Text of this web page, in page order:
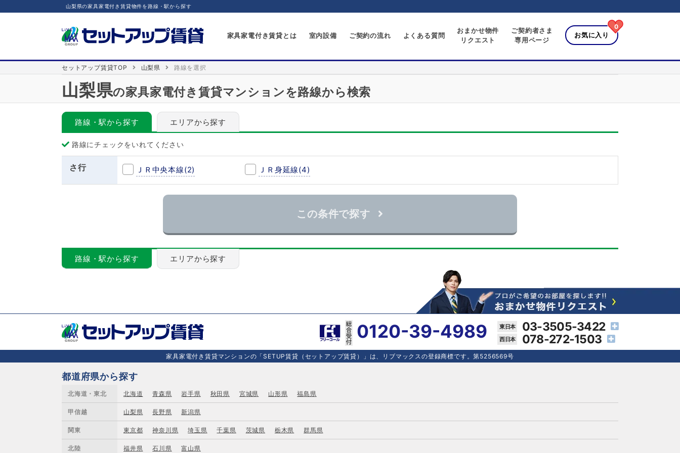
山梨県の家具家電付き賃貸物件を路線・駅から探す
家具家電付き賃貸とは 室内設備 ご契約の流れ よくある質問
おまかせ物件
リクエスト
ご契約者さま
専用ページ
お気に入り
0
セットアップ賃貸TOP 山梨県 路線を選択
山梨県の家具家電付き賃貸マンションを路線から検索
路線・駅から探す エリアから探す
路線にチェックをいれてください
さ行 ＪＲ中央本線(2) ＪＲ身延線(4)
この条件で探す
路線・駅から探す エリアから探す
0120-39-4989
03-3505-3422
078-272-1503
家具家電付き賃貸マンションの「SETUP賃貸（セットアップ賃貸）」は、リブマックスの登録商標です。第5256569号
都道府県から探す
北海道・東北 北海道 青森県 岩手県 秋田県 宮城県 山形県 福島県
甲信越 山梨県 長野県 新潟県
関東 東京都 神奈川県 埼玉県 千葉県 茨城県 栃木県 群馬県
北陸 福井県 石川県 富山県